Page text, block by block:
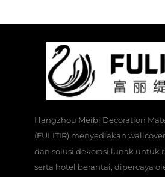
Hangzhou Meibi Decoration
(FULITIR) menyediakan
dan solusi dekorasi lunak untuk
serta hotel berantai, dipercaya